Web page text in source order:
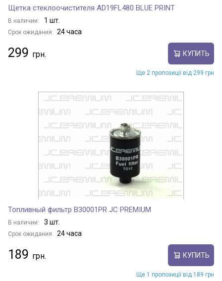
Щетка стеклоочистителя AD19FL480 BLUE PRINT
В наличии: 1 шт.
Срок ожидания: 24 часа
299 КУПИТЬ
Ще 2 пропозиції від 299 грн
Топливный фильтр B30001PR JC PREMIUM
В наличии: 3 шт.
Срок ожидания: 24 часа
189 КУПИТЬ
Ще 1 пропозиції від 189 грн